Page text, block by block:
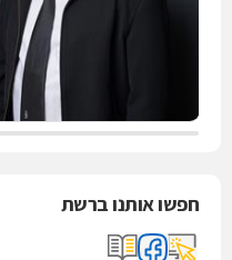
חפשו אותנו ברשת